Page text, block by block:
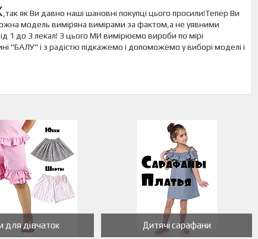
,так як Ви давно наші шановні покупці цього просили!Тепер Ви
модель виміряна вимірами за фактом,а не уявними
1 до 3 лекал! З цього МИ вимірюємо вироби по мірі
і з радістю підкажемо і допоможемо у виборі моделі і
для дівчаток Дитячі сарафани